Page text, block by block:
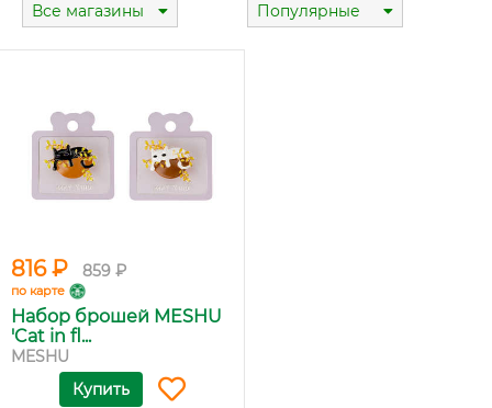
Все магазины Популярные
816 ₽ 859 ₽
по карте
Набор брошей MESHU
'Cat in fl...
MESHU
Купить